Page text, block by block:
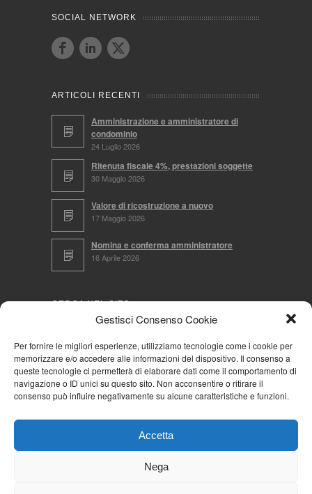
Gestisci Consenso Cookie
Per fornire le migliori esperienze, utilizziamo tecnologie come i cookie per
memorizzare e/o accedere alle informazioni del dispositivo. Il consenso a
queste tecnologie ci permetterà di elaborare dati come il comportamento di
navigazione o ID unici su questo sito. Non acconsentire o ritirare il
consenso può influire negativamente su alcune caratteristiche e funzioni.
Accetta
Nega
SOCIAL NETWORK
ARTICOLI RECENTI
Amministrazione e amministratore di
condominio
24 Luglio 2026
Ritenuta fiscale 4%, prestazioni soggette
30 Maggio 2026
Valore di ricostruzione a nuovo
17 Maggio 2026
Nomina e conferma amministratore
16 Aprile 2026
CERCA NEL SITO
NAVIGA PER
Mappa completa
Cookie Policy (UE)
Iscriviti alla Community AziendaCondominio